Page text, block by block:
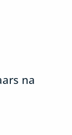
na